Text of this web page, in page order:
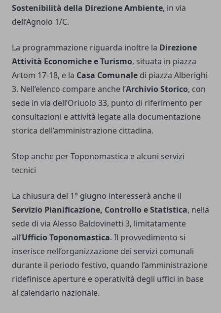
Sostenibilità della Direzione Ambiente, in via
dell’Agnolo 1/C.
La programmazione riguarda inoltre la Direzione
Attività Economiche e Turismo, situata in piazza
Artom 17-18, e la Casa Comunale di piazza Alberighi
3. Nell’elenco compare anche l’Archivio Storico, con
sede in via dell’Oriuolo 33, punto di riferimento per
consultazioni e attività legate alla documentazione
storica dell’amministrazione cittadina.
Stop anche per Toponomastica e alcuni servizi
tecnici
La chiusura del 1° giugno interesserà anche il
Servizio Pianificazione, Controllo e Statistica, nella
sede di via Alesso Baldovinetti 3, limitatamente
all’Ufficio Toponomastica. Il provvedimento si
inserisce nell’organizzazione dei servizi comunali
durante il periodo festivo, quando l’amministrazione
ridefinisce aperture e operatività degli uffici in base
al calendario nazionale.